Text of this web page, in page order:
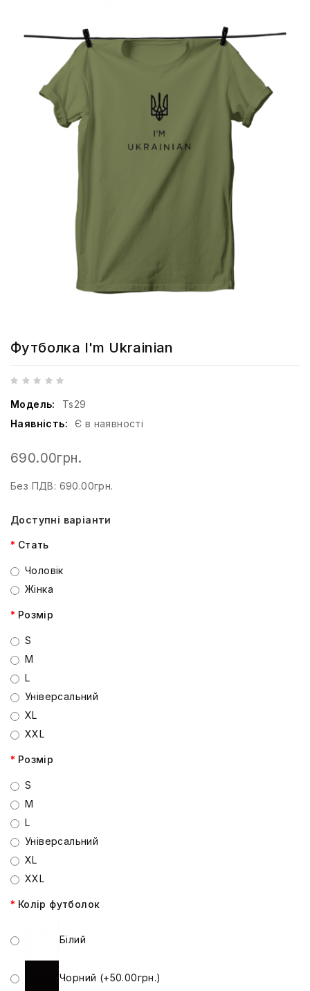
Футболка I'm Ukrainian
Модель:
Ts29
Наявність:
Є в наявності
690.00грн.
Без ПДВ: 690.00грн.
Доступні варіанти
Стать
Чоловік
Жінка
Розмір
S
M
L
Універсальний
XL
XXL
Розмір
S
M
L
Універсальний
XL
XXL
Колір футболок
Білий
Чорний (+50.00грн.)